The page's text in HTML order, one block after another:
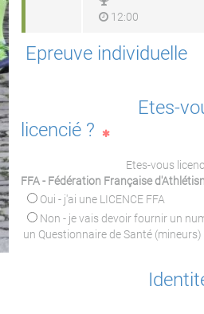
12:00
Epreuve individuelle
Etes-
licencié ?
Etes-vous
FFA - Fédération Française
Oui - j'ai une LICENCE FFA
Non - je vais devoir fournir un
un Questionnaire de Santé (mineurs)